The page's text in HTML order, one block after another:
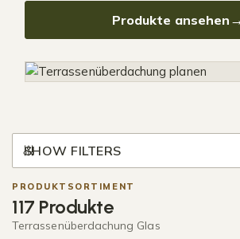
Produkte ansehen
SHOW FILTERS
PRODUKTSORTIMENT
117 Produkte
Terrassenüberdachung Glas